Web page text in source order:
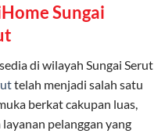
Sungai
di wilayah Sungai Serut
telah menjadi salah satu
berkat cakupan luas,
pelanggan yang